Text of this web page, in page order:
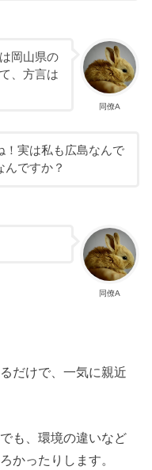
同僚A
岡山県の
、方言は
！実は私も広島なんで
んですか？
同僚A
だけで、一気に親近
も、環境の違いなど
かったりします。